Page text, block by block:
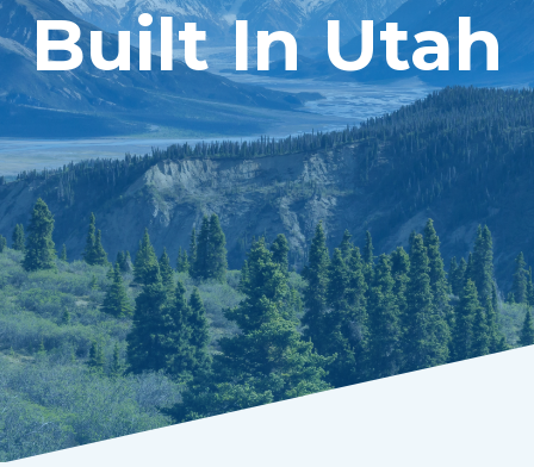
Built In Utah